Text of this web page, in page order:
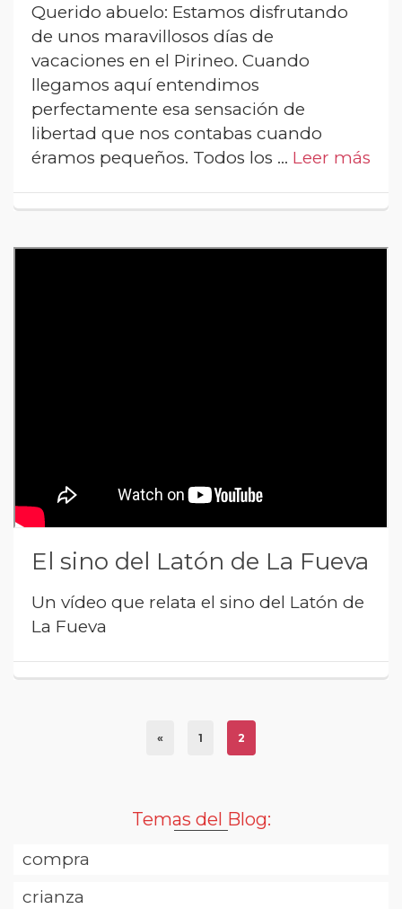
Querido abuelo: Estamos disfrutando
de unos maravillosos días de
vacaciones en el Pirineo. Cuando
llegamos aquí entendimos
perfectamente esa sensación de
libertad que nos contabas cuando
éramos pequeños. Todos los … Leer más
El sino del Latón de La Fueva
Un vídeo que relata el sino del Latón de
La Fueva
« 1 2
Temas del Blog:
compra
crianza